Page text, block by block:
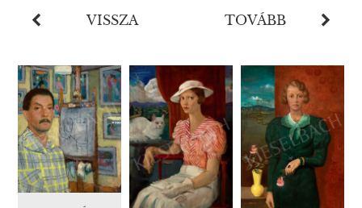
VISSZA TOVÁBB